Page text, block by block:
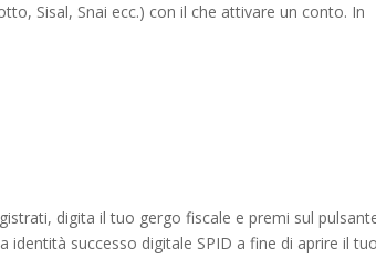
Sisal, Snai ecc.) con il che attivare un conto. In
digita il tuo gergo fiscale e premi sul
successo digitale SPID a fine di aprire il tuo